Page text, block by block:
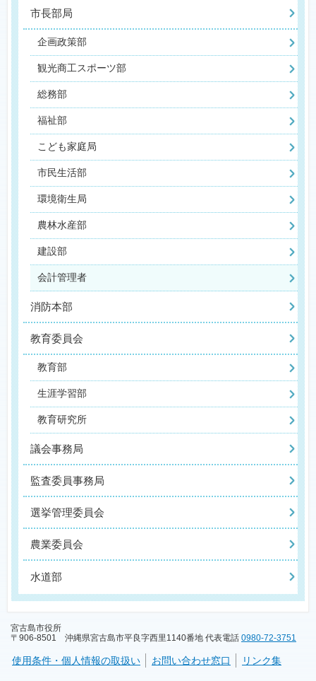
市長部局
企画政策部
観光商工スポーツ部
総務部
福祉部
こども家庭局
市民生活部
環境衛生局
農林水産部
建設部
会計管理者
消防本部
教育委員会
教育部
生涯学習部
教育研究所
議会事務局
監査委員事務局
選挙管理委員会
農業委員会
水道部
宮古島市役所
〒906-8501 沖縄県宮古島市平良字西里1140番地 代表電話 0980-72-3751
使用条件・個人情報の取扱い お問い合わせ窓口 リンク集